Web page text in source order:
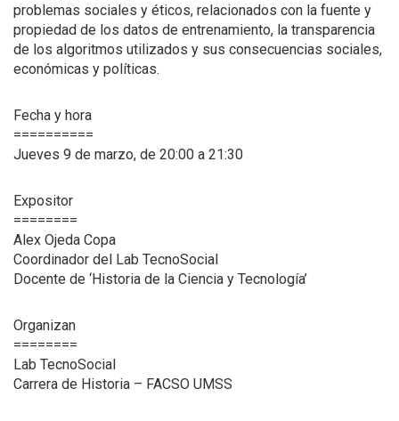
problemas sociales y éticos, relacionados con la fuente y
propiedad de los datos de entrenamiento, la transparencia
de los algoritmos utilizados y sus consecuencias sociales,
económicas y políticas.
Fecha y hora
==========
Jueves 9 de marzo, de 20:00 a 21:30
Expositor
========
Alex Ojeda Copa
Coordinador del Lab TecnoSocial
Docente de ‘Historia de la Ciencia y Tecnología’
Organizan
========
Lab TecnoSocial
Carrera de Historia – FACSO UMSS